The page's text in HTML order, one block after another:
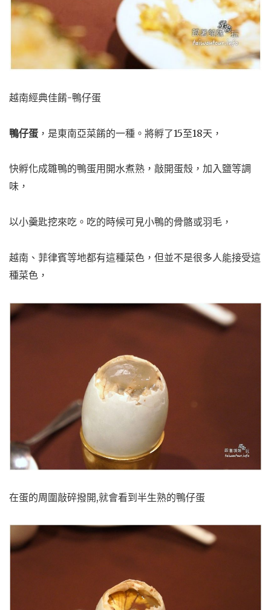
越南經典佳餚-鴨仔蛋
鴨仔蛋 ，是東南亞菜餚的一種。將孵了15至18天，
快孵化成雛鴨的鴨蛋用開水煮熟，敲開蛋殼，加入鹽等調
味，
以小羹匙挖來吃。吃的時候可見小鴨的骨骼或羽毛，
越南、菲律賓等地都有這種菜色，但並不是很多人能接受這
種菜色，
在蛋的周圍敲碎撥開,就會看到半生熟的鴨仔蛋